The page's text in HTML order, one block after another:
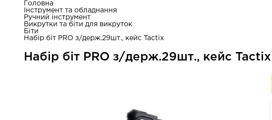
Головна
Інструмент та обладнання
Ручний інструмент
Викрутки та біти для викруток
Біти
Набір біт PRO з/держ.29шт., кейс Tactix
Набір біт PRO з/держ.29шт., кейс Tactix